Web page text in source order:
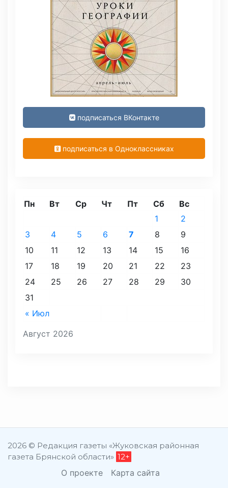
подписаться ВКонтакте
подписаться в Одноклассниках
Август 2026
Пн Вт Ср Чт Пт Сб Вс
« Июл
1
2
3
4 5 6 7 8
9
10
11 12 13 14 15
16
17
18 19 20 21 22
23
24
25 26 27 28 29
30
31
2026 © Редакция газеты «Жуковская районная
газета Брянской области» 12+
О проекте Карта сайта